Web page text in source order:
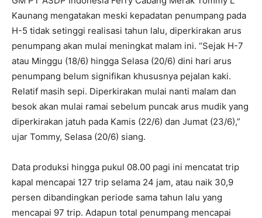
Kaunang mengatakan meski kepadatan penumpang pada
H-5 tidak setinggi realisasi tahun lalu, diperkirakan arus
penumpang akan mulai meningkat malam ini. “Sejak H-7
atau Minggu (18/6) hingga Selasa (20/6) dini hari arus
penumpang belum signifikan khususnya pejalan kaki.
Relatif masih sepi. Diperkirakan mulai nanti malam dan
besok akan mulai ramai sebelum puncak arus mudik yang
diperkirakan jatuh pada Kamis (22/6) dan Jumat (23/6),”
ujar Tommy, Selasa (20/6) siang.
Data produksi hingga pukul 08.00 pagi ini mencatat trip
kapal mencapai 127 trip selama 24 jam, atau naik 30,9
persen dibandingkan periode sama tahun lalu yang
mencapai 97 trip. Adapun total penumpang mencapai